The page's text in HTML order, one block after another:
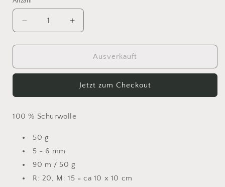
Anzahl
Verringere
die
Menge
Lana
Tweed
dunkelblau
meliert
Erhöhe
die
Menge
Lana
Country
Tweed
dunkelblau
Ausverkauft
Jetzt zum Checkout
100 % Schurwolle
50 g
5 - 6 mm
90 m / 50 g
R: 20, M: 15 = ca 10 x 10 cm